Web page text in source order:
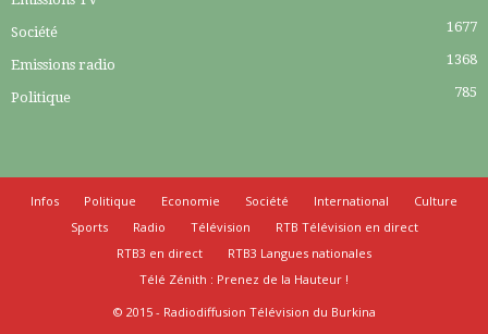
Société 1677
Emissions radio 1368
Politique 785
Infos Politique Economie Société International
Culture
Sports
Radio Télévision
RTB Télévision en direct
RTB3 en direct
RTB3 Langues nationales
Télé Zénith : Prenez de la Hauteur !
© 2015 - Radiodiffusion Télévision du Burkina